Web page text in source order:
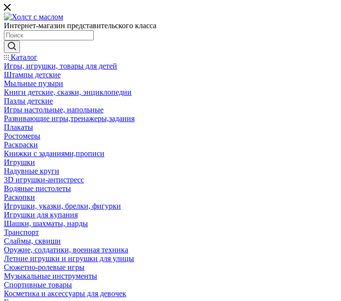
Интернет-магазин представительского класса
Каталог
Игры, игрушки, товары для детей
Штампы детские
Мыльные пузыри
Книги детские, сказки, энциклопедии
Пазлы детские
Игры настольные, напольные
Развивающие игры,тренажеры,задания
Плакаты
Ростомеры
Раскраски
Книжки с заданиями,прописи
Игрушки
Надувные круги
3D игрушки-антистресс
Водяные пистолеты
Раскопки
Игрушки, указки, брелки, фигурки
Игрушки для купания
Шашки, шахматы, нарды
Транспорт
Слаймы, сквиши
Оружие, солдатики, военная техника
Летние игрушки и игрушки для улицы
Сюжетно-ролевые игры
Музыкальные инструменты
Спортивные товары
Косметика и аксессуары для девочек